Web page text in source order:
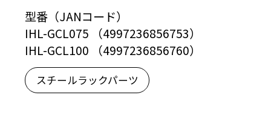
型番（JANコード）
IHL-GCL075 （4997236856753）
IHL-GCL100 （4997236856760）
スチールラックパーツ